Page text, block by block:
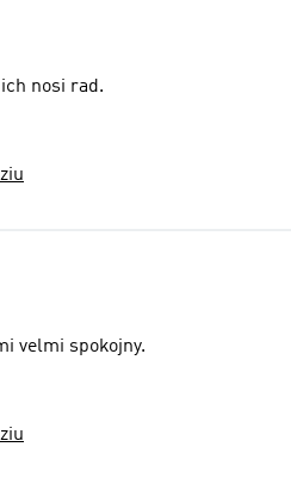
nosi rad.
velmi spokojny.